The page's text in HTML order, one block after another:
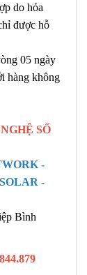
do hỏa
được hỗ
05 ngày
hàng không
SỐ
-
-
Bình